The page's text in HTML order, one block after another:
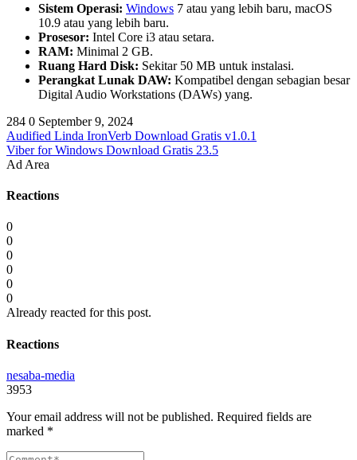
Sistem Operasi: Windows 7 atau yang lebih baru, macOS
10.9 atau yang lebih baru.
Prosesor: Intel Core i3 atau setara.
RAM: Minimal 2 GB.
Ruang Hard Disk: Sekitar 50 MB untuk instalasi.
Perangkat Lunak DAW: Kompatibel dengan sebagian besar
Digital Audio Workstations (DAWs) yang.
284 0 September 9, 2024
Audified Linda IronVerb Download Gratis v1.0.1
Viber for Windows Download Gratis 23.5
Ad Area
Reactions
0
0
0
0
0
0
Already reacted for this post.
Reactions
nesaba-media
3953
Your email address will not be published. Required fields are
marked *